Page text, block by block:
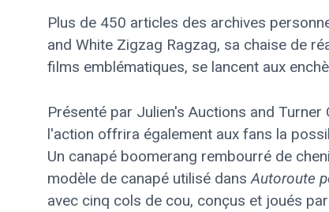
Plus de 450 articles des archives
and White Zigzag Ragzag, sa chaise de
films emblématiques, se lancent aux
Présenté par Julien's Auctions and
l'action offrira également aux fans la
Un canapé boomerang rembourré de
modèle de canapé utilisé dans Autoroute
avec cinq cols de cou, conçus et joués